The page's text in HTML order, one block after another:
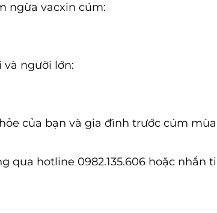
ngừa vacxin cúm:
và người lớn:
của bạn và gia đình trước cúm
qua hotline 0982.135.606 hoặc nhắn